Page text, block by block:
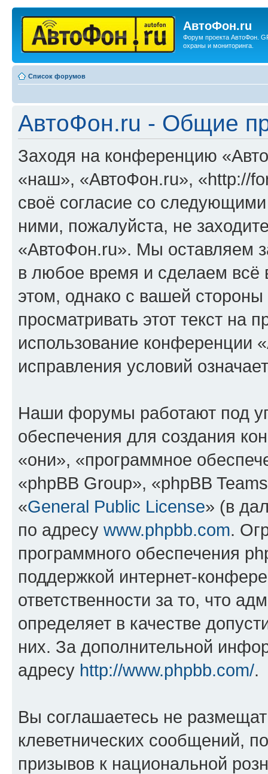
АвтоФон.ru
Форум проекта АвтоФон.
охраны и мониторинга.
Список форумов
АвтоФон.ru - Общие
Заходя на конференцию
«наш», «АвтоФон.ru», «http://
своё согласие со
ними, пожалуйста, не
«АвтоФон.ru». Мы оставляем
в любое время и сделаем всё
этом, однако с вашей
просматривать этот текст на
использование конференции
исправления условий
Наши форумы работают под
обеспечения для создания
«они», «программное
«phpBB Group», «phpBB
«General Public License» (в
по адресу www.phpbb.com.
программного обеспечения
поддержкой интернет-
ответственности за то, что
определяет в качестве
них. За дополнительной
адресу http://www.phpbb.com/.
Вы соглашаетесь не
клеветнических сообщений,
призывов к национальной